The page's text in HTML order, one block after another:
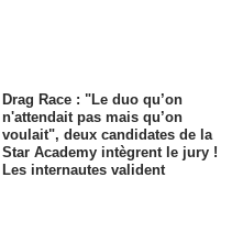
Drag Race : "Le duo qu’on
n'attendait pas mais qu’on
voulait", deux candidates de la
Star Academy intègrent le jury !
Les internautes valident